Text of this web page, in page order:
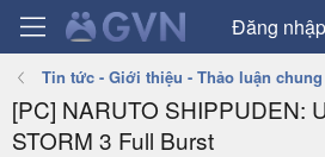
Đăng nhập
Tin tức - Giới thiệu - Thảo luận chung
[PC] NARUTO SHIPPUDEN:
STORM 3 Full Burst